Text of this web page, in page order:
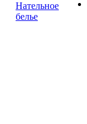
Нательное
белье